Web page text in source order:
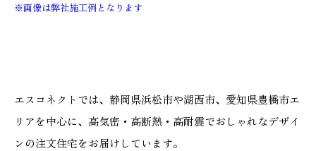
※画像は弊社施工例となります
エスコネクトでは、静岡県浜松市や湖西市、愛知県豊橋市エ
リアを中心に、高気密・高断熱・高耐震でおしゃれなデザイ
ンの注文住宅をお届けしています。